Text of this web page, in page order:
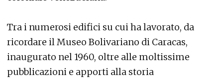
Tra i numerosi edifici su cui ha lavorato, da
ricordare il Museo Bolivariano di Caracas,
inaugurato nel 1960, oltre alle moltissime
pubblicazioni e apporti alla storia